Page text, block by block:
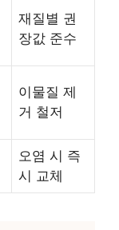
재질별 권
장값 준수
이물질 제
거 철저
오염 시 즉
시 교체